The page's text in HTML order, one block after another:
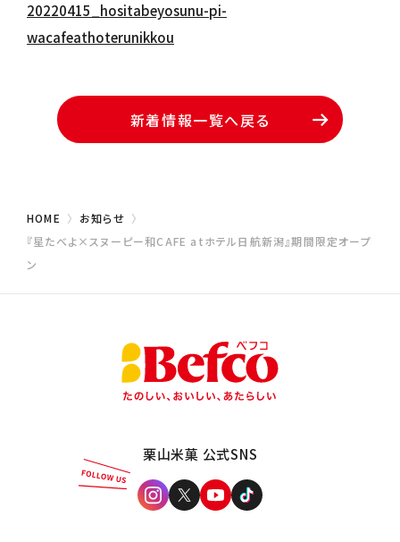
20220415_hositabeyosunu-pi-
wacafeathoterunikkou
新着情報一覧へ戻る
HOME
お知らせ
『星たべよ×スヌーピー和CAFE atホテル日航新潟』期間限定オープ
ン
栗山米菓 公式SNS